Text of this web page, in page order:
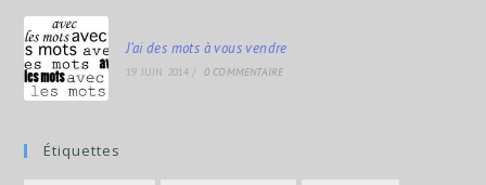
J’ai des mots à vous vendre
19 JUIN 2014 / 0 COMMENTAIRE
Étiquettes